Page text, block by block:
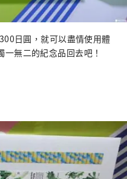
日圓，就可以盡情使用體
無二的紀念品回去吧！